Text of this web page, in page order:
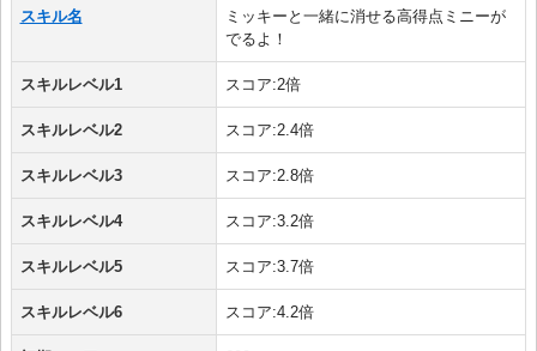
スキル名
ミッキーと一緒に消せる高得点ミニーが
でるよ！
スキルレベル1 スコア:2倍
スキルレベル2 スコア:2.4倍
スキルレベル3 スコア:2.8倍
スキルレベル4 スコア:3.2倍
スキルレベル5 スコア:3.7倍
スキルレベル6 スコア:4.2倍